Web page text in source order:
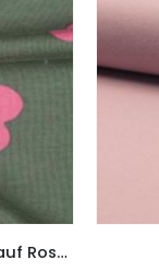
Sweatshirtstoff, Retro Blumen auf Rosa auf Grün